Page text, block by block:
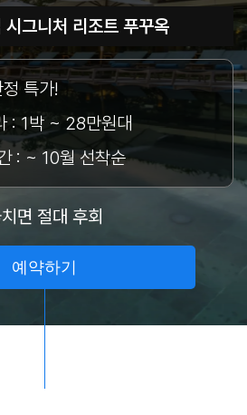
시그니처 리조트 푸꾸옥
특가!
: 1박 ~ 28만원대
: ~ 10월 선착순
면 절대 후회
예약하기